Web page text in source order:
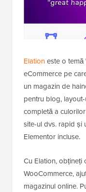
Elationeste o
eCommerce pe
un magazin de
pentru blog,
completă a
site-ul dvs. rapid și
Elementor incluse.
Cu Elation,
WooCommerce,
magazinul online.